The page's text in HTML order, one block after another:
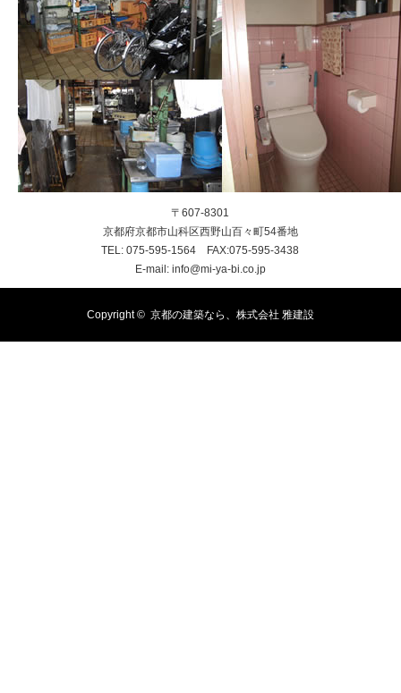
〒607-8301
京都府京都市山科区西野山百々町54番地
TEL: 075-595-1564 FAX:075-595-3438
E-mail: info@mi-ya-bi.co.jp
Copyright © 京都の建築なら、株式会社 雅建設